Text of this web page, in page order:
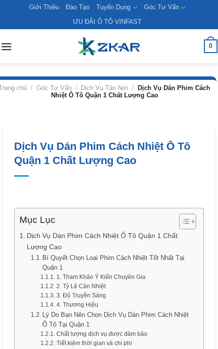
content
Giới Thiệu Đào Tạo Tuyển Dụng
Góc Tư Vấn
ƯU ĐÃI Ô TÔ VINFAST
0
chủ / Góc Tư Vấn / Dịch Vụ Tận Nơi /
Dịch Vụ Dán Phim Cách
Nhiệt Ô Tô Quận 1 Chất Lượng Cao
Dịch Vụ Dán Phim Cách Nhiệt Ô Tô
Quận 1 Chất Lượng Cao
Mục Lục
Dịch Vụ Dán Phim Cách Nhiệt Ô Tô Quận 1 Chất
Lượng Cao
Bí Quyết Chọn Loại Phim Cách Nhiệt Tốt Nhất Tại
Quận 1
1. Tham Khảo Ý Kiến Chuyên Gia
2. Tỷ Lệ Cản Nhiệt
3. Độ Truyền Sáng
4. Thương Hiệu
Lý Do Bạn Nên Chọn Dịch Vụ Dán Phim Cách Nhiệt
Ô Tô Tại Quận 1
Chất lượng dịch vụ được đảm bảo
Tiết kiệm thời gian và chi phí